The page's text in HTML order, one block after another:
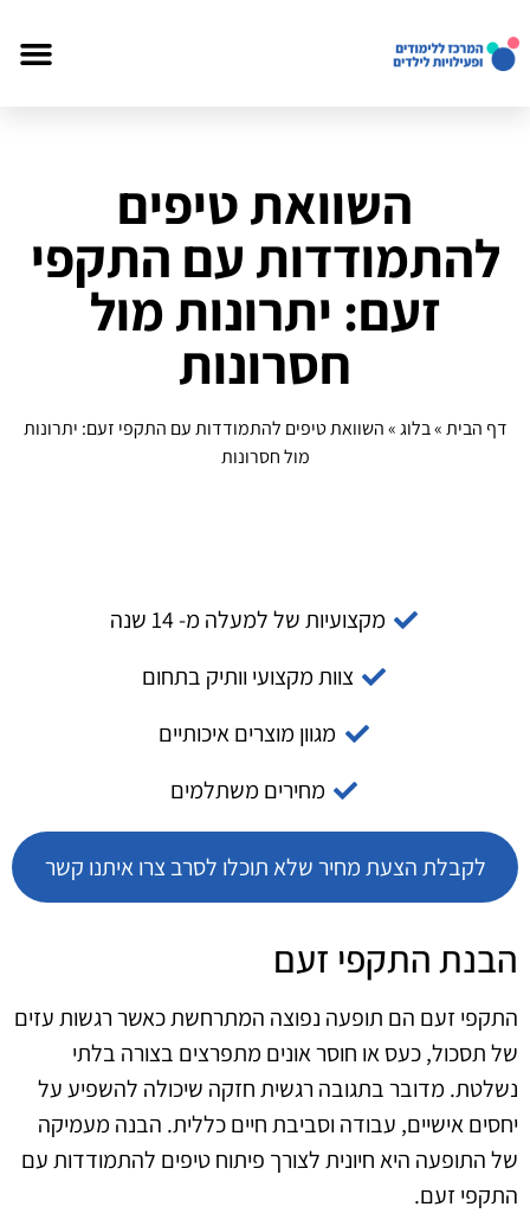
השוואת טיפים
להתמודדות עם התקפי
זעם: יתרונות מול
חסרונות
דף הבית»בלוג»השוואת טיפים להתמודדות עם התקפי זעם: יתרונות
מול חסרונות
מקצועיות של למעלה מ- 14 שנה
צוות מקצועי וותיק בתחום
מגוון מוצרים איכותיים
מחירים משתלמים
לקבלת הצעת מחיר שלא תוכלו לסרב צרו איתנו קשר
הבנת התקפי זעם
התקפי זעם הם תופעה נפוצה המתרחשת כאשר רגשות עזים
של תסכול, כעס או חוסר אונים מתפרצים בצורה בלתי
נשלטת. מדובר בתגובה רגשית חזקה שיכולה להשפיע על
יחסים אישיים, עבודה וסביבת חיים כללית. הבנה מעמיקה
של התופעה היא חיונית לצורך פיתוח טיפים להתמודדות עם
התקפי זעם.